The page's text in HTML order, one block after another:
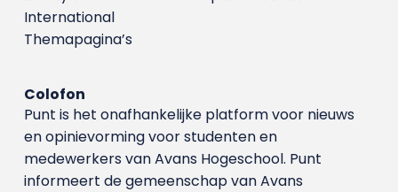
International
Themapagina’s
Colofon
Punt is het onafhankelijke platform voor nieuws
en opinievorming voor studenten en
medewerkers van Avans Hoge­school. Punt
informeert de gemeenschap van Avans